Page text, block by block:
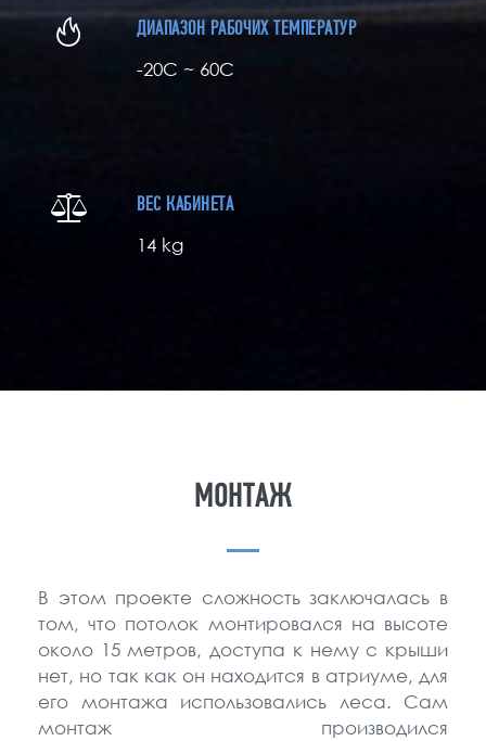
ДИАПАЗОН РАБОЧИХ ТЕМПЕРАТУР
-20С ~ 60C
ВЕС КАБИНЕТА
14 kg
МОНТАЖ
В этом проекте сложность заключалась в
том, что потолок монтировался на высоте
около 15 метров, доступа к нему с крыши
нет, но так как он находится в атриуме, для
его монтажа использовались леса. Сам
монтаж производился